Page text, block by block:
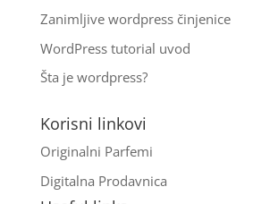
Zanimljive wordpress činjenice
WordPress tutorial uvod
Šta je wordpress?
Korisni linkovi
Originalni Parfemi
Digitalna Prodavnica